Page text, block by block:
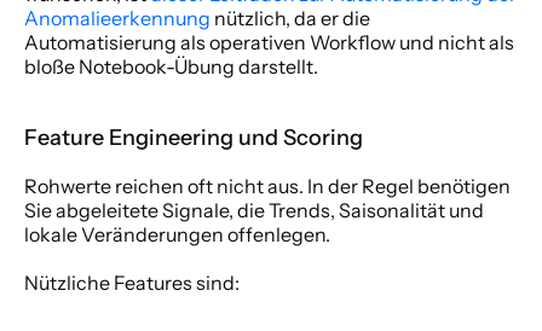
Anomalieerkennung nützlich, da er die
Automatisierung als operativen Workflow und nicht als
bloße Notebook-Übung darstellt.
Feature Engineering und Scoring
Rohwerte reichen oft nicht aus. In der Regel benötigen
Sie abgeleitete Signale, die Trends, Saisonalität und
lokale Veränderungen offenlegen.
Nützliche Features sind: